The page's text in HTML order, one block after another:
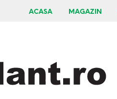
ACASA MAGAZIN